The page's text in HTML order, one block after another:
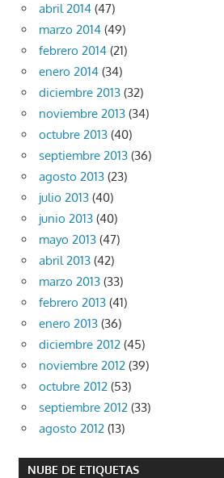
abril 2014 (47)
marzo 2014 (49)
febrero 2014 (21)
enero 2014 (34)
diciembre 2013 (32)
noviembre 2013 (34)
octubre 2013 (40)
septiembre 2013 (36)
agosto 2013 (23)
julio 2013 (40)
junio 2013 (40)
mayo 2013 (47)
abril 2013 (42)
marzo 2013 (33)
febrero 2013 (41)
enero 2013 (36)
diciembre 2012 (45)
noviembre 2012 (39)
octubre 2012 (53)
septiembre 2012 (33)
agosto 2012 (13)
NUBE DE ETIQUETAS